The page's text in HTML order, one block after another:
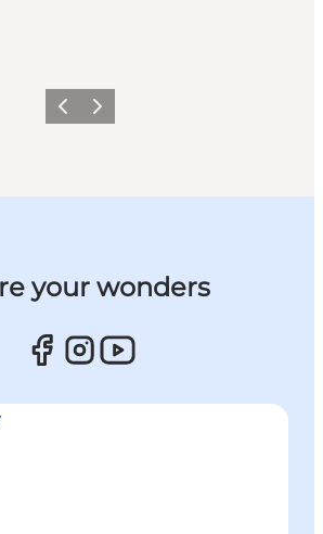
Forrige billede
Næste billede
your wonders